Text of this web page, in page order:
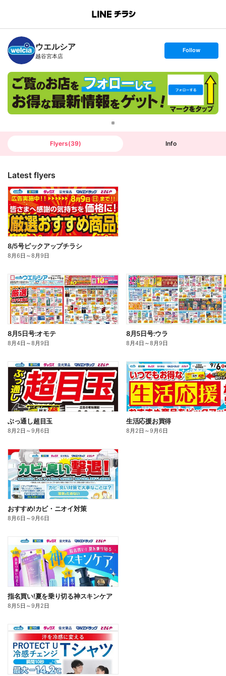
B
n
c
h
T
ウエルシア
越谷宮本店
s
t
o
l
o
w
Follow
Flyers(39) Info
Latest flyers
8/5号ピックアップチラシ
8月6日 ～8月9日
8月5日号:オモテ
8月4日 ～8月9日
8月5日号:ウラ
8月4日 ～8月9日
ぶっ通し超目玉
8月2日 ～9月6日
生活応援お買得
8月2日 ～9月6日
おすすめ!カビ・ニオイ対策
8月6日 ～9月6日
指名買い!夏を乗り切る神スキンケア
8月5日 ～9月2日